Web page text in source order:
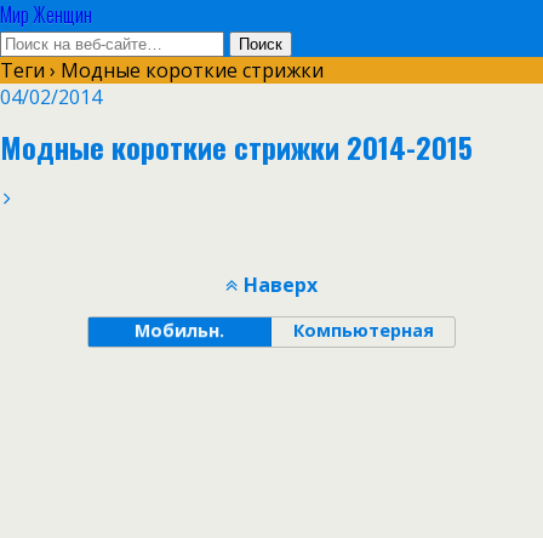
Мир Женщин
Теги › Модные короткие стрижки
04/02/2014
Модные короткие стрижки 2014-2015
Наверх
Мобильн. Компьютерная